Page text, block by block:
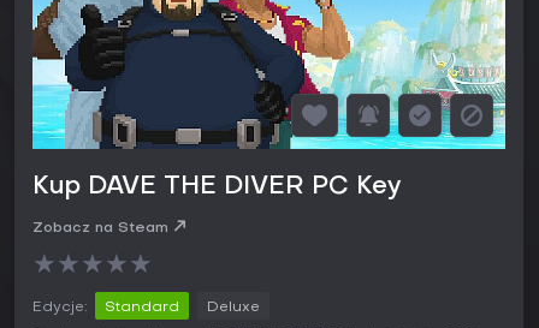
Kup DAVE THE DIVER PC Key
Zobacz na Steam
★★★★★
Edycje: Standard Deluxe